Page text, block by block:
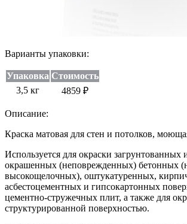
Варианты упаковки:
Упаковка Стоимость
3,5 кг
4859 ₽
Описание:
Краска матовая для стен и потолков,
Используется для окраски загрунтованных
окрашенных (неповрежденных) бетонных
высокощелочных), оштукатуренных,
асбестоцементных и гипсокартонных
цементно-стружечных плит, а также для
структурированной поверхностью.